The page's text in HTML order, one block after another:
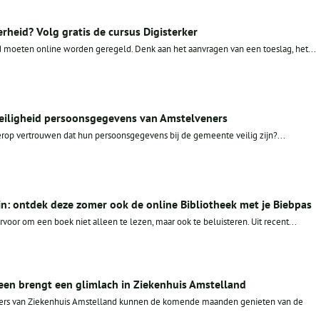
Volg gratis de cursus Digisterker
online worden geregeld. Denk aan het aanvragen van een toeslag, het...
persoonsgegevens van Amstelveners
vertrouwen dat hun persoonsgegevens bij de gemeente veilig zijn?...
ontdek deze zomer ook de online Bibliotheek met je Biebpas
om een boek niet alleen te lezen, maar ook te beluisteren. Uit recent...
brengt een glimlach in Ziekenhuis Amstelland
van Ziekenhuis Amstelland kunnen de komende maanden genieten van de